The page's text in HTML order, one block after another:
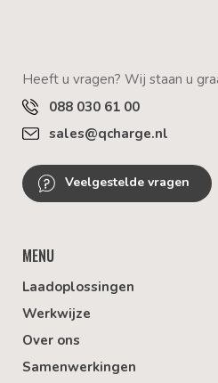
Heeft u vragen? Wij staan u
088 030 61 00
sales@qcharge.nl
Veelgestelde vragen
MENU
Laadoplossingen
Werkwijze
Over ons
Samenwerkingen